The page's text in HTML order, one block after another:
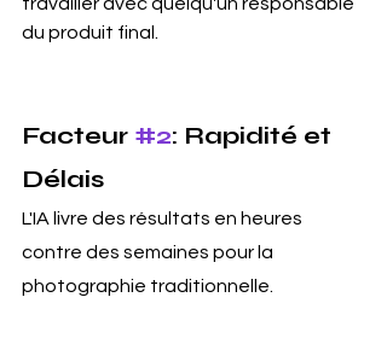
du produit final.
Facteur #2: Rapidité et
Délais
L'IA livre des résultats en heures
contre des semaines pour la
photographie traditionnelle.